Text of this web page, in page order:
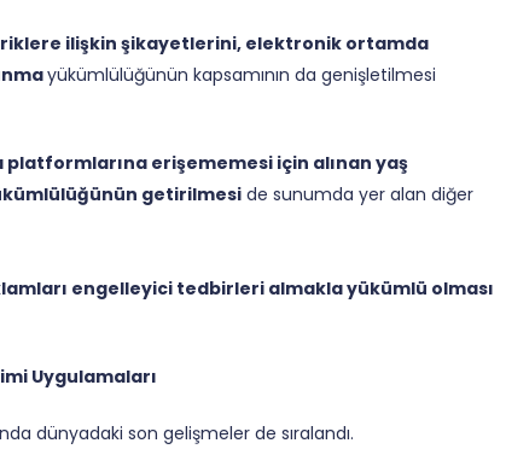
ilişkin şikayetlerini, elektronik ortamda
yükümlülüğünün kapsamının da genişletilmesi
erişememesi için alınan yaş
getirilmeside sunumda yer alan diğer
engelleyici tedbirleri almakla yükümlü olması
Uygulamaları
dünyadaki son gelişmeler de sıralandı.